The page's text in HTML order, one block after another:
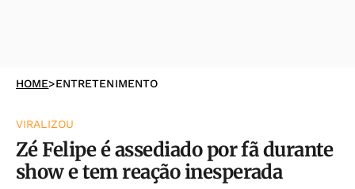
HOME>ENTRETENIMENTO
VIRALIZOU
Zé Felipe é assediado por fã durante
show e tem reação inesperada